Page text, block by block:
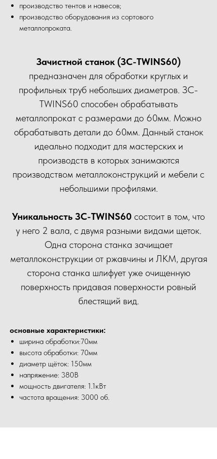
производство тентов и навесов;
производство оборудования из сортового
металлопроката.
Зачистной станок (ЗС-TWINS60)
предназначен для обработки круглых и
профильных труб небольших диаметров. ЗС-
TWINS60 способен обрабатывать
металлопрокат с размерами до 60мм. Можно
обрабатывать детали до 60мм. Данный станок
идеально подходит для мастерских и
производств в которых занимаются
производством металлоконструкций и мебели с
небольшими профилями.
Уникальность ЗС-TWINS60 состоит в том, что
у него 2 вала, с двумя разными видами щеток.
Одна сторона станка зачищает
металлоконструкции от ржавчины и ЛКМ, другая
сторона станка шлифует уже очищенную
поверхность придавая поверхности ровный
блестящий вид.
основные характеристики:
ширина обработки:70мм
высота обработки: 70мм
диаметр щёток: 150мм
напряжение: 380В
мощность двигателя: 1.1кВт
частота вращения: 3000 об.